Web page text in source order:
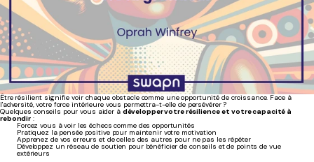
Être résilient signifie voir chaque obstacle comme une opportunité de croissance. Face à
l'adversité, votre force intérieure vous permettra-t-elle de persévérer ?
Quelques conseils pour vous aider à développer votre résilience et votre capacité à
rebondir :
Forcez vous à voir les échecs comme des opportunités
Pratiquez la pensée positive pour maintenir votre motivation
Apprenez de vos erreurs et de celles des autres pour ne pas les répéter
Développez un réseau de soutien pour bénéficier de conseils et de points de vue
extérieurs